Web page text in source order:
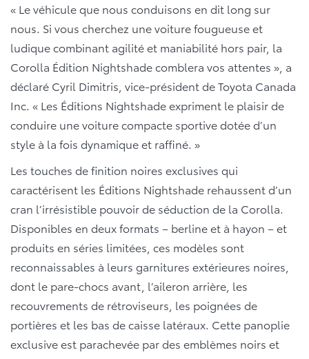
« Le véhicule que nous conduisons en dit long sur
nous. Si vous cherchez une voiture fougueuse et
ludique combinant agilité et maniabilité hors pair, la
Corolla Édition Nightshade comblera vos attentes », a
déclaré Cyril Dimitris, vice-président de Toyota Canada
Inc. « Les Éditions Nightshade expriment le plaisir de
conduire une voiture compacte sportive dotée d’un
style à la fois dynamique et raffiné. »
Les touches de finition noires exclusives qui
caractérisent les Éditions Nightshade rehaussent d’un
cran l’irrésistible pouvoir de séduction de la Corolla.
Disponibles en deux formats – berline et à hayon – et
produits en séries limitées, ces modèles sont
reconnaissables à leurs garnitures extérieures noires,
dont le pare-chocs avant, l’aileron arrière, les
recouvrements de rétroviseurs, les poignées de
portières et les bas de caisse latéraux. Cette panoplie
exclusive est parachevée par des emblèmes noirs et